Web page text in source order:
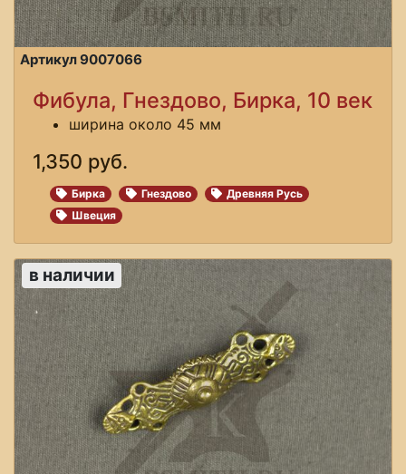
Артикул 9007066
Фибула, Гнездово, Бирка, 10 век
ширина около 45 мм
1,350 руб.
Бирка Гнездово
Древняя Русь
Швеция
в наличии